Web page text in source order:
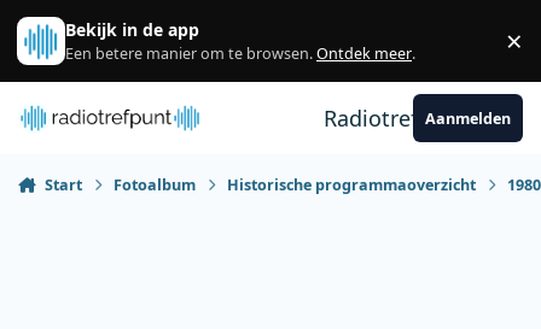
Spring naar bijdragen
Bekijk in de app
Een betere manier om te browsen.Ontdek meer. ×
RadiotrefpuntAanmelden
Start Fotoalbum Historische programmaoverzicht 1980